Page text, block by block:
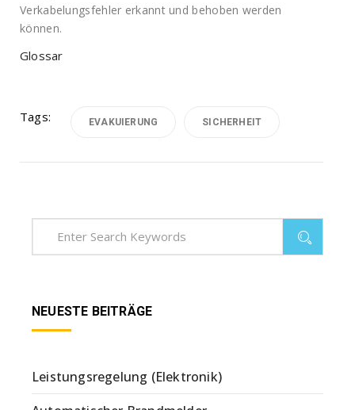
Verkabelungsfehler erkannt und behoben werden
können.
Glossar
Tags: EVAKUIERUNG SICHERHEIT
NEUESTE BEITRÄGE
Leistungsregelung (Elektronik)